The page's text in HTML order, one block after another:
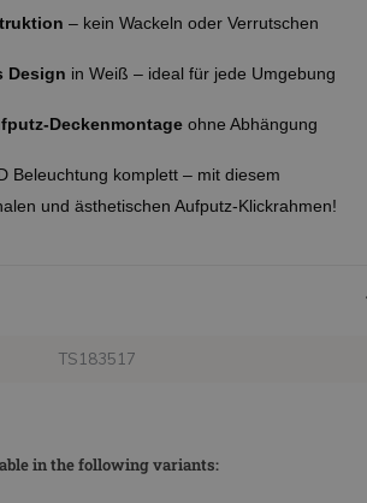
– kein Wackeln oder Verrutschen
Design in Weiß – ideal für jede Umgebung
Deckenmontage ohne Abhängung
Beleuchtung komplett – mit diesem
und ästhetischen Aufputz-Klickrahmen!
TS183517
in the following variants: